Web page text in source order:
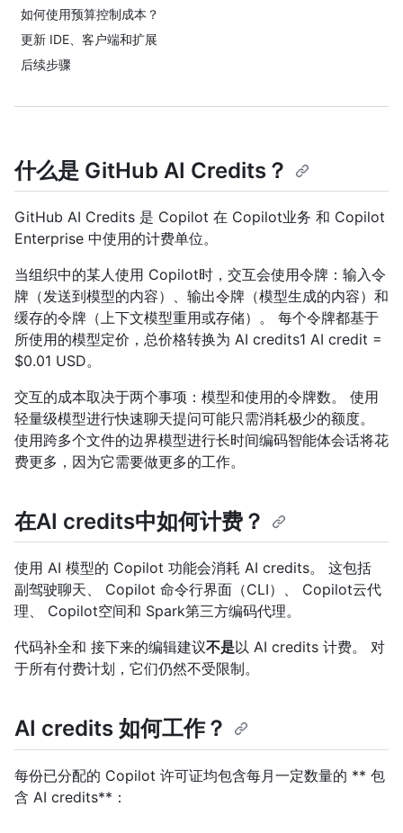
如何使用预算控制成本？
更新 IDE、客户端和扩展
后续步骤
什么是 GitHub AI Credits？
GitHub AI Credits 是 Copilot 在 Copilot业务 和 Copilot
Enterprise 中使用的计费单位。
当组织中的某人使用 Copilot时，交互会使用令牌：输入令
牌（发送到模型的内容）、输出令牌（模型生成的内容）和
缓存的令牌（上下文模型重用或存储）。 每个令牌都基于
所使用的模型定价，总价格转换为 AI credits1 AI credit =
$0.01 USD。
交互的成本取决于两个事项：模型和使用的令牌数。 使用
轻量级模型进行快速聊天提问可能只需消耗极少的额度。
使用跨多个文件的边界模型进行长时间编码智能体会话将花
费更多，因为它需要做更多的工作。
在AI credits中如何计费？
使用 AI 模型的 Copilot 功能会消耗 AI credits。 这包括
副驾驶聊天、 Copilot 命令行界面（CLI）、 Copilot云代
理、 Copilot空间和 Spark第三方编码代理。
代码补全和 接下来的编辑建议不是以 AI credits 计费。 对
于所有付费计划，它们仍然不受限制。
AI credits 如何工作？
每份已分配的 Copilot 许可证均包含每月一定数量的 ** 包
含 AI credits**：